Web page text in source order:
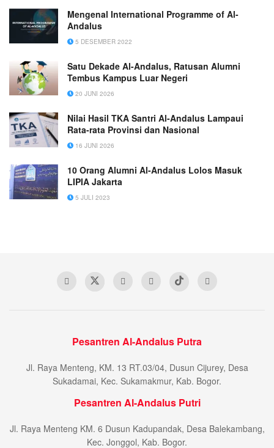
Mengenal International Programme of Al-
Andalus
5 DESEMBER 2022
Satu Dekade Al-Andalus, Ratusan Alumni
Tembus Kampus Luar Negeri
20 JUNI 2026
Nilai Hasil TKA Santri Al-Andalus Lampaui
Rata-rata Provinsi dan Nasional
16 JUNI 2026
10 Orang Alumni Al-Andalus Lolos Masuk
LIPIA Jakarta
5 JULI 2023
Pesantren Al-Andalus Putra
Jl. Raya Menteng, KM. 13 RT.03/04, Dusun Cijurey, Desa
Sukadamai, Kec. Sukamakmur, Kab. Bogor.
Pesantren Al-Andalus Putri
Jl. Raya Menteng KM. 6 Dusun Kadupandak, Desa Balekambang,
Kec. Jonggol, Kab. Bogor.